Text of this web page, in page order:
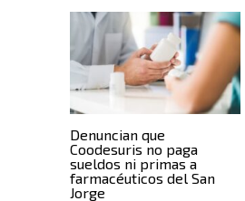
Denuncian que
Coodesuris no paga
sueldos ni primas a
farmacéuticos del San
Jorge